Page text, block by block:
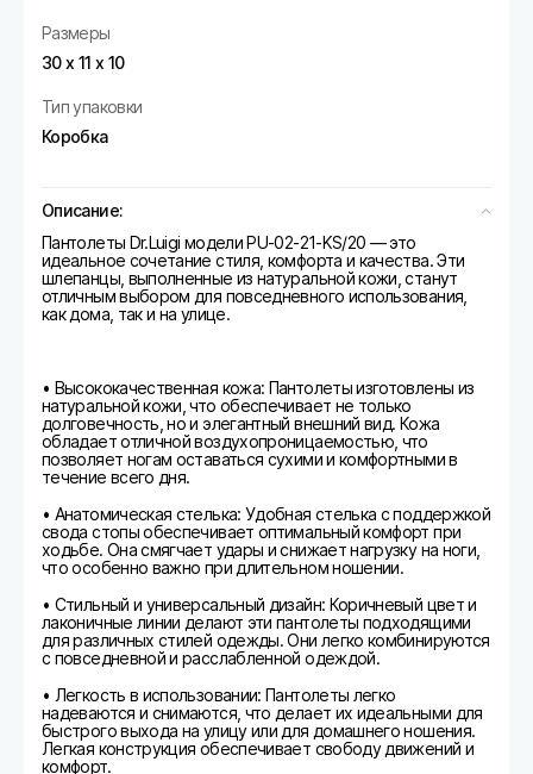
Размеры
30 х 11 х 10
Тип упаковки
Коробка
Описание:
Пантолеты Dr.Luigi модели PU-02-21-KS/20 — это
идеальное сочетание стиля, комфорта и качества. Эти
шлепанцы, выполненные из натуральной кожи, станут
отличным выбором для повседневного использования,
как дома, так и на улице.
• Высококачественная кожа: Пантолеты изготовлены из
натуральной кожи, что обеспечивает не только
долговечность, но и элегантный внешний вид. Кожа
обладает отличной воздухопроницаемостью, что
позволяет ногам оставаться сухими и комфортными в
течение всего дня.
• Анатомическая стелька: Удобная стелька с поддержкой
свода стопы обеспечивает оптимальный комфорт при
ходьбе. Она смягчает удары и снижает нагрузку на ноги,
что особенно важно при длительном ношении.
• Стильный и универсальный дизайн: Коричневый цвет и
лаконичные линии делают эти пантолеты подходящими
для различных стилей одежды. Они легко комбинируются
с повседневной и расслабленной одеждой.
• Легкость в использовании: Пантолеты легко
надеваются и снимаются, что делает их идеальными для
быстрого выхода на улицу или для домашнего ношения.
Легкая конструкция обеспечивает свободу движений и
комфорт.